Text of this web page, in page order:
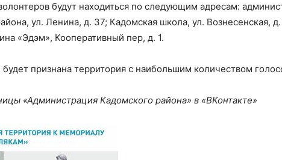
будут находиться по следующим адресам:
ул. Ленина, д. 37; Кадомская школа, ул. Вознесенская,
«Эдэм», Кооперативный пер, д. 1.
признана территория с наибольшим количеством
«Администрация Кадомского района» в «ВКонтакте»